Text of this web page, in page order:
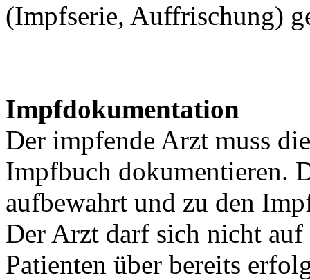
(Impfserie, Auffrischung)
Impfdokumentation
Der impfende Arzt muss
Impfbuch dokumentieren.
aufbewahrt und zu den
Der Arzt darf sich nicht auf
Patienten über bereits